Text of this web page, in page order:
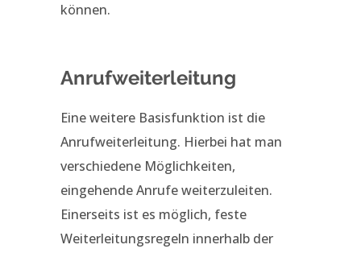
können.
Anrufweiterleitung
Eine weitere Basisfunktion ist die
Anrufweiterleitung. Hierbei hat man
verschiedene Möglichkeiten,
eingehende Anrufe weiterzuleiten.
Einerseits ist es möglich, feste
Weiterleitungsregeln innerhalb der